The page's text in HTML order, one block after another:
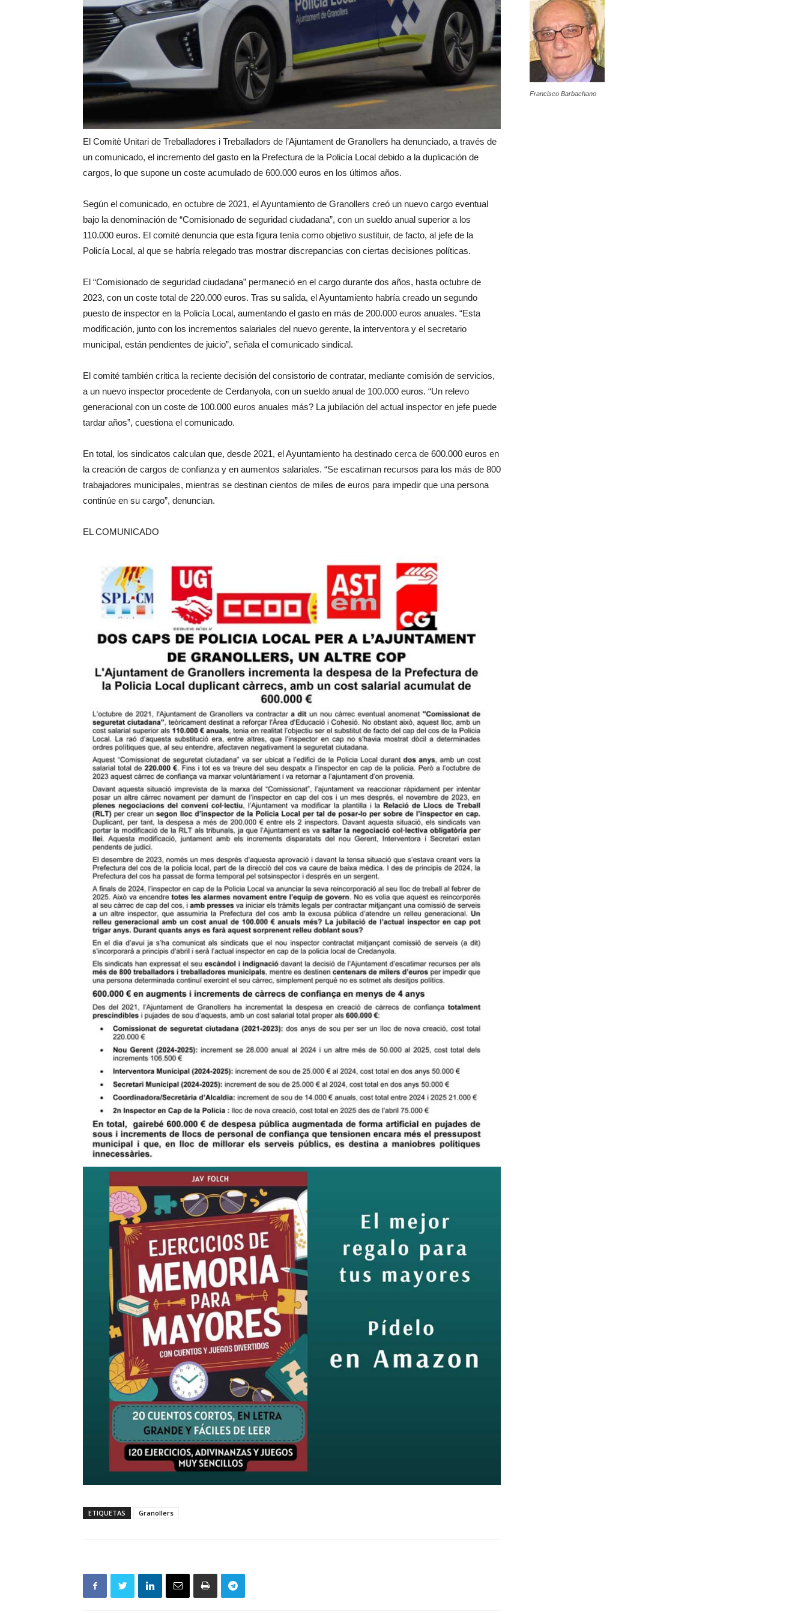
El Comitè Unitari de Treballadores i Treballadors de l’Ajuntament de Granollers ha denunciado, a través de
un comunicado, el incremento del gasto en la Prefectura de la Policía Local debido a la duplicación de
cargos, lo que supone un coste acumulado de 600.000 euros en los últimos años.
Según el comunicado, en octubre de 2021, el Ayuntamiento de Granollers creó un nuevo cargo eventual
bajo la denominación de “Comisionado de seguridad ciudadana”, con un sueldo anual superior a los
110.000 euros. El comité denuncia que esta figura tenía como objetivo sustituir, de facto, al jefe de la
Policía Local, al que se habría relegado tras mostrar discrepancias con ciertas decisiones políticas.
El “Comisionado de seguridad ciudadana” permaneció en el cargo durante dos años, hasta octubre de
2023, con un coste total de 220.000 euros. Tras su salida, el Ayuntamiento habría creado un segundo
puesto de inspector en la Policía Local, aumentando el gasto en más de 200.000 euros anuales. “Esta
modificación, junto con los incrementos salariales del nuevo gerente, la interventora y el secretario
municipal, están pendientes de juicio”, señala el comunicado sindical.
El comité también critica la reciente decisión del consistorio de contratar, mediante comisión de servicios,
a un nuevo inspector procedente de Cerdanyola, con un sueldo anual de 100.000 euros. “Un relevo
generacional con un coste de 100.000 euros anuales más? La jubilación del actual inspector en jefe puede
tardar años”, cuestiona el comunicado.
En total, los sindicatos calculan que, desde 2021, el Ayuntamiento ha destinado cerca de 600.000 euros en
la creación de cargos de confianza y en aumentos salariales. “Se escatiman recursos para los más de 800
trabajadores municipales, mientras se destinan cientos de miles de euros para impedir que una persona
continúe en su cargo”, denuncian.
EL COMUNICADO
ETIQUETAS Granollers
Francisco Barbachano